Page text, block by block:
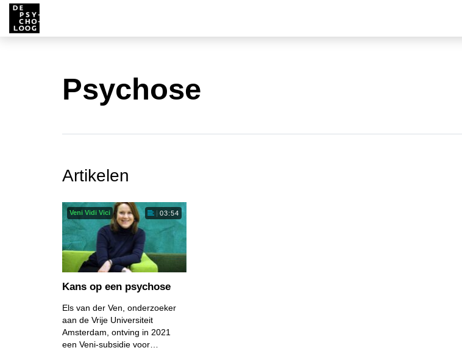
Psychose
Artikelen
Veni Vidi Vici 03:54
Kans op een psychose
Els van der Ven, onderzoeker
aan de Vrije Universiteit
Amsterdam, ontving in 2021
een Veni-subsidie voor…